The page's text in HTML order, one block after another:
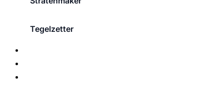
Tegelzetter